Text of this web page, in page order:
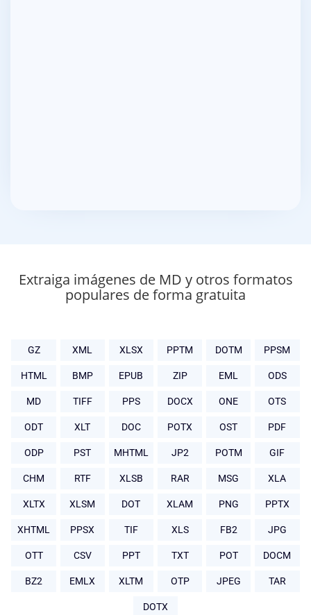
Extraiga imágenes de MD y otros formatos
populares de forma gratuita
GZ XML XLSX PPTM DOTM PPSM
HTML BMP EPUB ZIP EML ODS
MD TIFF PPS DOCX ONE OTS
ODT XLT DOC POTX OST PDF
ODP PST MHTML JP2 POTM GIF
CHM RTF XLSB RAR MSG XLA
XLTX XLSM DOT XLAM PNG PPTX
XHTML PPSX TIF XLS FB2 JPG
OTT CSV PPT TXT POT DOCM
BZ2 EMLX XLTM OTP JPEG TAR
DOTX